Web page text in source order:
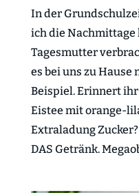
In der
ich die Nachmittage
Tagesmutter
es bei uns zu Hause
Beispiel. Erinnert
Eistee mit orange-
Extraladung
DAS Getränk.